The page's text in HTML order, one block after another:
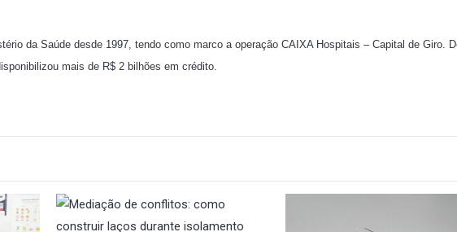
da Saúde desde 1997, tendo como marco a operação CAIXA Hospitais – Capital de Giro.
mais de R$ 2 bilhões em crédito.